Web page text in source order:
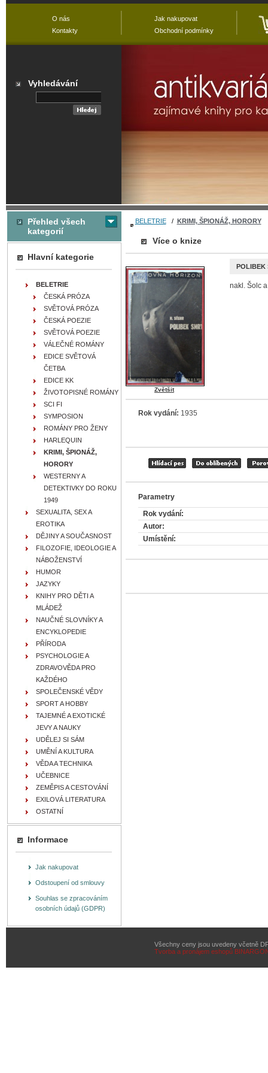
BELETRIE/ KRIMI, ŠPIONÁŽ, HORORY
Více o knize
Zvětšit
POLIBEK
nakl. Šolc
Rok vydání: 1935
Parametry
Rok vydání:
Autor:
Umístění:
Přehled všech
kategorií
Hlavní kategorie
BELETRIE
ČESKÁ PRÓZA
SVĚTOVÁ PRÓZA
ČESKÁ POEZIE
SVĚTOVÁ POEZIE
VÁLEČNÉ ROMÁNY
EDICE SVĚTOVÁ
ČETBA
EDICE KK
ŽIVOTOPISNÉ ROMÁNY
SCI FI
SYMPOSION
ROMÁNY PRO ŽENY
HARLEQUIN
KRIMI, ŠPIONÁŽ,
HORORY
WESTERNY A
DETEKTIVKY DO ROKU
1949
SEXUALITA, SEX A
EROTIKA
DĚJINY A SOUČASNOST
FILOZOFIE, IDEOLOGIE A
NÁBOŽENSTVÍ
HUMOR
JAZYKY
KNIHY PRO DĚTI A
MLÁDEŽ
NAUČNÉ SLOVNÍKY A
ENCYKLOPEDIE
PŘÍRODA
PSYCHOLOGIE A
ZDRAVOVĚDA PRO
KAŽDÉHO
SPOLEČENSKÉ VĚDY
SPORT A HOBBY
TAJEMNÉ A EXOTICKÉ
JEVY A NAUKY
UDĚLEJ SI SÁM
UMĚNÍ A KULTURA
VĚDA A TECHNIKA
UČEBNICE
ZEMĚPIS A CESTOVÁNÍ
EXILOVÁ LITERATURA
OSTATNÍ
Informace
Jak nakupovat
Odstoupení od smlouvy
Souhlas se zpracováním
osobních údajů (GDPR)
Všechny ceny jsou uvedeny včetně
Tvorba a pronájem eshopů
O nás
Kontakty
Jak nakupovat
Obchodní podmínky
Vyhledávání